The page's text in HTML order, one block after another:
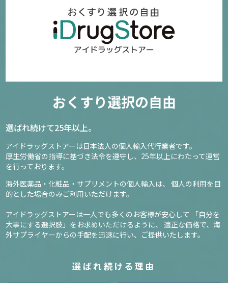
おくすり選択の自由
選ばれ続けて25年以上。
アイドラッグストアーは日本法人の個人輸入代行業者です。
厚生労働省の指導に基づき法令を遵守し、 25年以上にわたって運営
を行っております。
海外医薬品・化粧品・サプリメントの個人輸入は、
個人の利用を目
的とした場合のみご利用いただけます。
アイドラッグストアーは一人でも多くのお客様が安心して
「自分を
大事にする選択肢」をお求めいただけるように、
適正な価格で、海
外サプライヤーからの手配を迅速に行い、ご提供いたします。
選ばれ続ける理由